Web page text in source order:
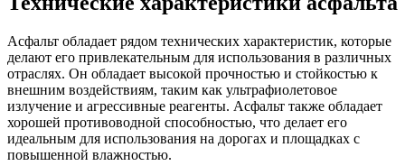
Асфальт обладает рядом технических характеристик, которые
делают его привлекательным для использования в различных
отраслях. Он обладает высокой прочностью и стойкостью к
внешним воздействиям, таким как ультрафиолетовое
излучение и агрессивные реагенты. Асфальт также обладает
хорошей противоводной способностью, что делает его
идеальным для использования на дорогах и площадках с
повышенной влажностью.